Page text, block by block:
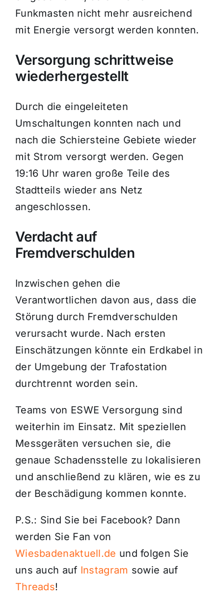
Funkmasten nicht mehr ausreichend
mit Energie versorgt werden konnten.
Versorgung schrittweise
wiederhergestellt
Durch die eingeleiteten
Umschaltungen konnten nach und
nach die Schiersteine Gebiete wieder
mit Strom versorgt werden. Gegen
19:16 Uhr waren große Teile des
Stadtteils wieder ans Netz
angeschlossen.
Verdacht auf
Fremdverschulden
Inzwischen gehen die
Verantwortlichen davon aus, dass die
Störung durch Fremdverschulden
verursacht wurde. Nach ersten
Einschätzungen könnte ein Erdkabel in
der Umgebung der Trafostation
durchtrennt worden sein.
Teams von ESWE Versorgung sind
weiterhin im Einsatz. Mit speziellen
Messgeräten versuchen sie, die
genaue Schadensstelle zu lokalisieren
und anschließend zu klären, wie es zu
der Beschädigung kommen konnte.
P.S.: Sind Sie bei Facebook? Dann
werden Sie Fan von
Wiesbadenaktuell.de und folgen Sie
uns auch auf Instagram sowie auf
Threads!